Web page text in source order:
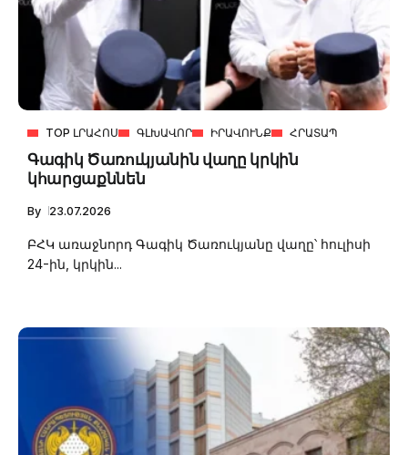
TOP ԼՐԱՀՈՍ ԳԼԽԱՎՈՐ ԻՐԱՎՈՒՆՔ ՀՐԱՏԱՊ
Գագիկ Ծառուկյանին վաղը կրկին
կհարցաքննեն
By 23.07.2026
ԲՀԿ առաջնորդ Գագիկ Ծառուկյանը վաղը՝ հուլիսի
24-ին, կրկին...